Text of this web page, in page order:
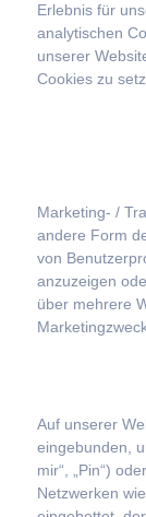
Erlebnis für
analytischen
unserer
Cookies zu
Marketing- /
andere Form
von
anzuzeigen
über mehrere
Auf unserer
eingebunden,
mir“, „Pin“)
Netzwerken